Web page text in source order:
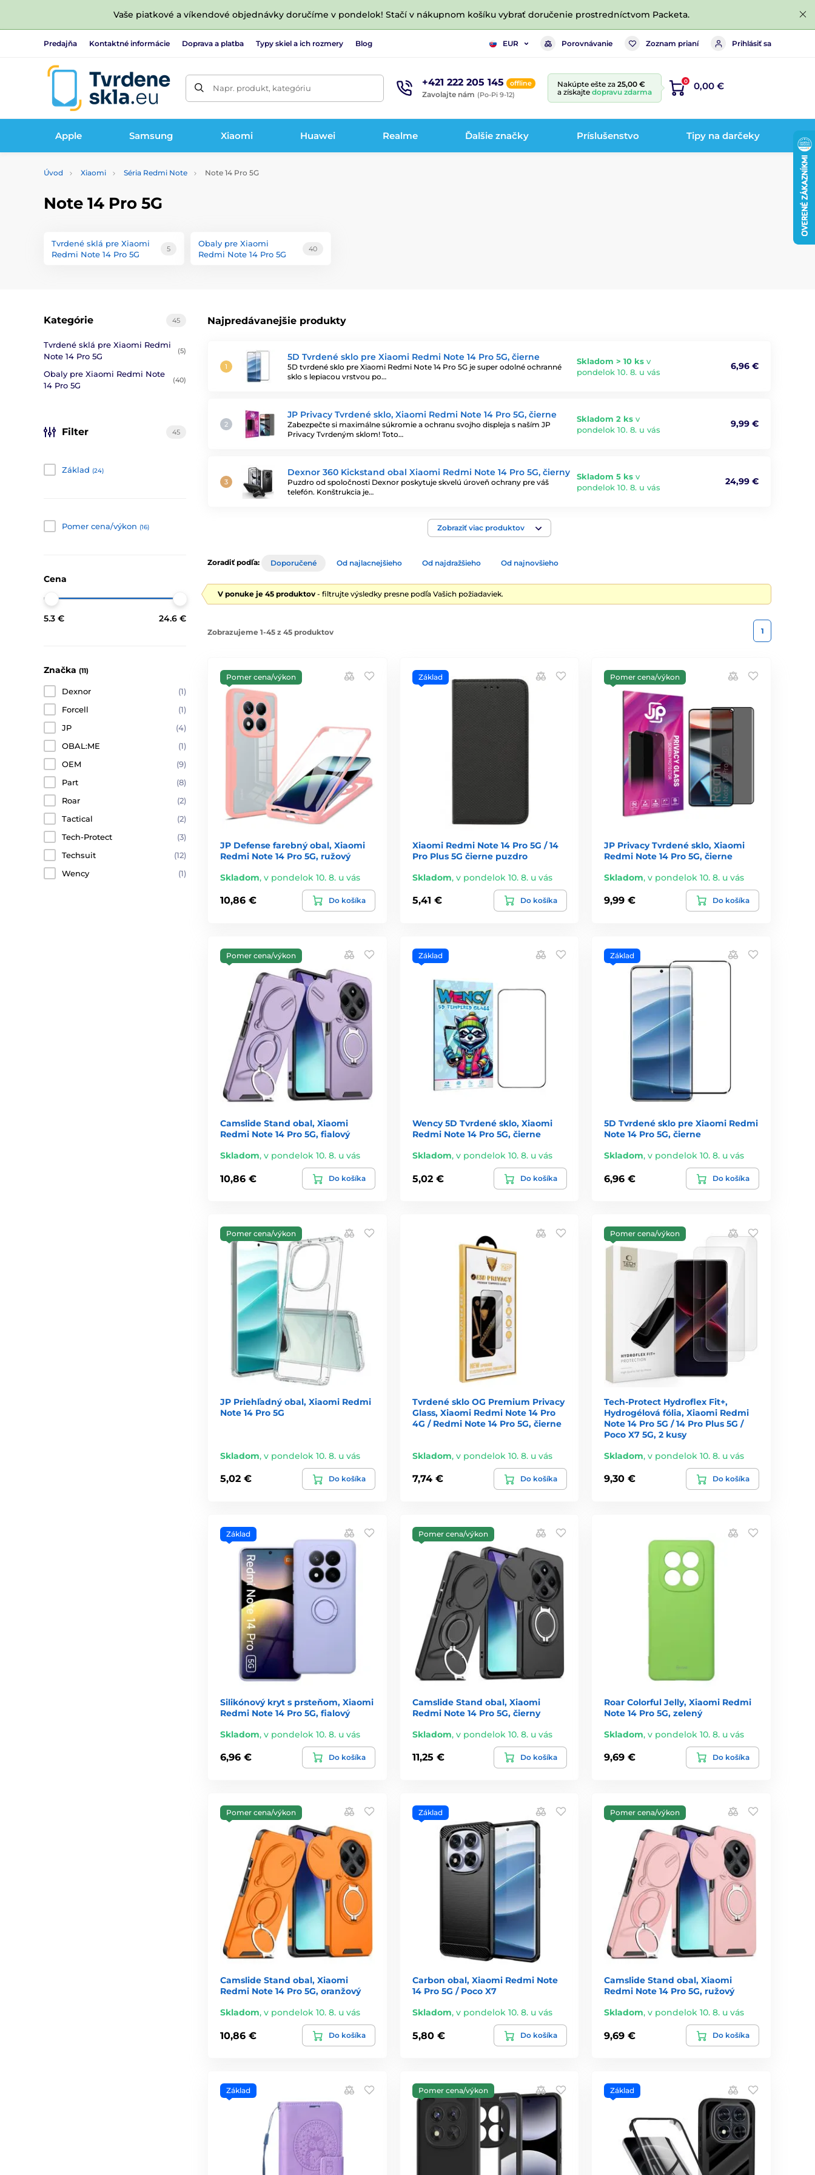
Vaše piatkové a víkendové objednávky doručíme v pondelok! Stačí v nákupnom košíku vybrať doručenie prostredníctvom Packeta.
Predajňa Kontaktné informácie Doprava a platba Typy skiel a ich rozmery Blog EUR Porovnávanie Zoznam prianí Prihlásiť sa
Napr. produkt, kategóriu +421 222 205 145 offline
Zavolajte nám (Po-Pi 9-12)
Nakúpte ešte za 25,00 €
a získajte dopravu zdarma
0 0,00 €
Apple Samsung Xiaomi Huawei Realme Ďalšie značky Príslušenstvo Tipy na darčeky
Úvod Xiaomi Séria Redmi Note Note 14 Pro 5G
Note 14 Pro 5G
Tvrdené sklá pre Xiaomi
Redmi Note 14 Pro 5G
5
Obaly pre Xiaomi
Redmi Note 14 Pro 5G
40
Najpredávanejšie produkty
5D Tvrdené sklo pre Xiaomi Redmi Note 14 Pro 5G, čierne
5D tvrdené sklo pre Xiaomi Redmi Note 14 Pro 5G je super odolné ochranné
sklo s lepiacou vrstvou po…
Skladom > 10 ks v
pondelok 10. 8. u vás
6,96 €
JP Privacy Tvrdené sklo, Xiaomi Redmi Note 14 Pro 5G, čierne
Zabezpečte si maximálne súkromie a ochranu svojho displeja s naším JP
Privacy Tvrdeným sklom! Toto…
Skladom 2 ks v
pondelok 10. 8. u vás
9,99 €
Dexnor 360 Kickstand obal Xiaomi Redmi Note 14 Pro 5G, čierny
Puzdro od spoločnosti Dexnor poskytuje skvelú úroveň ochrany pre váš
telefón. Konštrukcia je…
Skladom 5 ks v
pondelok 10. 8. u vás
24,99 €
Zobraziť viac produktov
45
Kategórie
Tvrdené sklá pre Xiaomi Redmi
Note 14 Pro 5G
(5)
Obaly pre Xiaomi Redmi Note
14 Pro 5G
(40)
Filter 45
Základ (24)
Pomer cena/výkon (16)
Cena
5.3 € 24.6 €
Značka (11)
Dexnor
(1)
Forcell
(1)
JP
(4)
OBAL:ME
(1)
OEM
(9)
Part
(8)
Roar
(2)
Tactical
(2)
Tech-Protect
(3)
Techsuit
(12)
Wency
(1)
Zoradiť podľa: Doporučené Od najlacnejšieho Od najdražšieho Od najnovšieho
V ponuke je 45 produktov - filtrujte výsledky presne podľa Vašich požiadaviek.
Zobrazujeme 1-45 z 45 produktov 1
Pomer cena/výkon
JP Defense farebný obal, Xiaomi
Redmi Note 14 Pro 5G, ružový
Skladom, v pondelok 10. 8. u vás
10,86 € Do košíka
Základ
Xiaomi Redmi Note 14 Pro 5G / 14
Pro Plus 5G čierne puzdro
Skladom, v pondelok 10. 8. u vás
5,41 € Do košíka
Pomer cena/výkon
JP Privacy Tvrdené sklo, Xiaomi
Redmi Note 14 Pro 5G, čierne
Skladom,v pondelok 10. 8. u vás
9,99 € Do košíka
Pomer cena/výkon
Camslide Stand obal, Xiaomi
Redmi Note 14 Pro 5G, fialový
Skladom, v pondelok 10. 8. u vás
10,86 € Do košíka
Základ
Wency 5D Tvrdené sklo, Xiaomi
Redmi Note 14 Pro 5G, čierne
Skladom, v pondelok 10. 8. u vás
5,02 € Do košíka
Základ
5D Tvrdené sklo pre Xiaomi Redmi
Note 14 Pro 5G, čierne
Skladom,v pondelok 10. 8. u vás
6,96 € Do košíka
Pomer cena/výkon
JP Priehľadný obal, Xiaomi Redmi
Note 14 Pro 5G
Skladom, v pondelok 10. 8. u vás
5,02 € Do košíka
Tvrdené sklo OG Premium Privacy
Glass, Xiaomi Redmi Note 14 Pro
4G / Redmi Note 14 Pro 5G, čierne
Skladom, v pondelok 10. 8. u vás
7,74 € Do košíka
Pomer cena/výkon
Tech-Protect Hydroflex Fit+,
Hydrogélová fólia, Xiaomi Redmi
Note 14 Pro 5G / 14 Pro Plus 5G /
Poco X7 5G, 2 kusy
Skladom,v pondelok 10. 8. u vás
9,30 € Do košíka
Základ
Silikónový kryt s prsteňom, Xiaomi
Redmi Note 14 Pro 5G, fialový
Skladom, v pondelok 10. 8. u vás
6,96 € Do košíka
Pomer cena/výkon
Camslide Stand obal, Xiaomi
Redmi Note 14 Pro 5G, čierny
Skladom, v pondelok 10. 8. u vás
11,25 € Do košíka
Roar Colorful Jelly, Xiaomi Redmi
Note 14 Pro 5G, zelený
Skladom,v pondelok 10. 8. u vás
9,69 € Do košíka
Pomer cena/výkon
Camslide Stand obal, Xiaomi
Redmi Note 14 Pro 5G, oranžový
Skladom, v pondelok 10. 8. u vás
10,86 € Do košíka
Základ
Carbon obal, Xiaomi Redmi Note
14 Pro 5G / Poco X7
Skladom, v pondelok 10. 8. u vás
5,80 € Do košíka
Pomer cena/výkon
Camslide Stand obal, Xiaomi
Redmi Note 14 Pro 5G, ružový
Skladom,v pondelok 10. 8. u vás
9,69 € Do košíka
Základ Pomer cena/výkon Základ